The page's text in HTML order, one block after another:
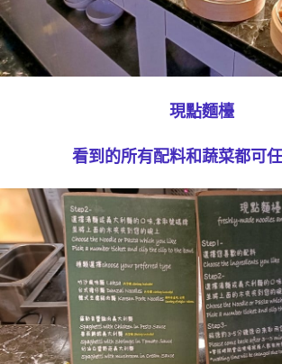
現點麵檯
看到的所有配料和蔬菜都可